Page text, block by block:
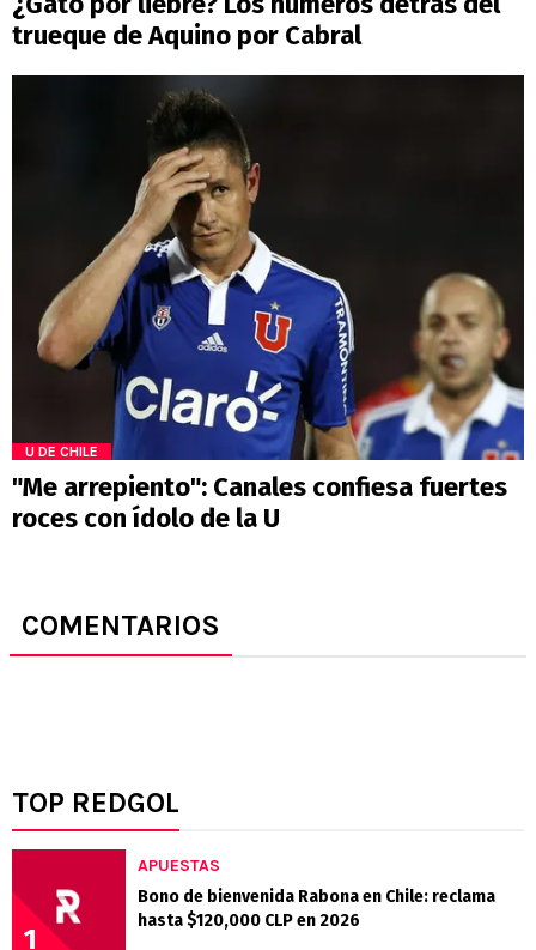
trueque de Aquino por Cabral
U DE CHILE
"Me arrepiento": Canales confiesa fuertes
roces con ídolo de la U
COMENTARIOS
TOP REDGOL
1
APUESTAS
Bono de bienvenida Rabona en Chile: reclama
hasta $120,000 CLP en 2026